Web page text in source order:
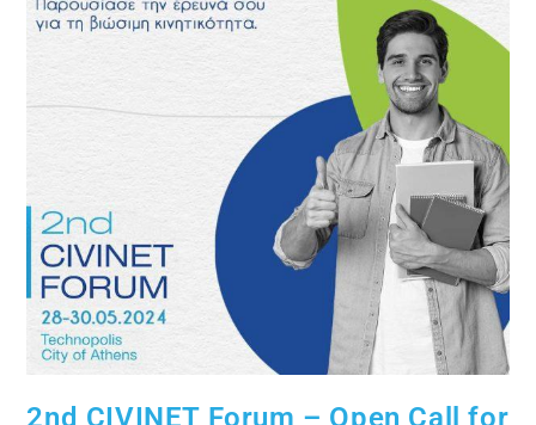
2nd CIVINET Forum – Open Call for